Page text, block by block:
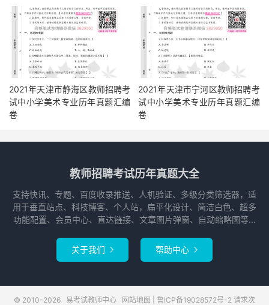
2021年天津市静海区教师招聘考
试中小学美术专业历年真题汇编
卷
2021年天津市宁河区教师招聘考
试中小学美术专业历年真题汇编
卷
教师招聘考试历年真题大全
支持快讯、专题、百度收录推送、人机验证、多级分类筛选器，适
用于垂直站点、科技博客、个人站，扁平化设计、简洁白色、超多
功能配置、会员中心、直达链接、文章图片弹窗、自动缩略图等...
关于我们  帮助中心 
© 2010-2026 易考试教师中心 网站地图 鲁ICP备19028572号-2 请求次